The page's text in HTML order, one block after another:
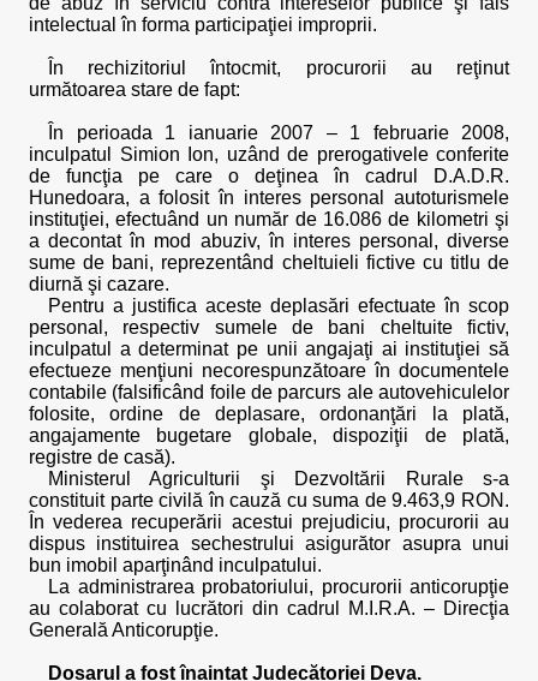
intelectual în forma participaţiei improprii.
În rechizitoriul întocmit, procurorii au reţinut
următoarea stare de fapt:
În perioada 1 ianuarie 2007 – 1 februarie 2008,
inculpatul Simion Ion, uzând de prerogativele conferite
de funcţia pe care o deţinea în cadrul D.A.D.R.
Hunedoara, a folosit în interes personal autoturismele
instituţiei, efectuând un număr de 16.086 de kilometri şi
a decontat în mod abuziv, în interes personal, diverse
sume de bani, reprezentând cheltuieli fictive cu titlu de
diurnă şi cazare.
Pentru a justifica aceste deplasări efectuate în scop
personal, respectiv sumele de bani cheltuite fictiv,
inculpatul a determinat pe unii angajaţi ai instituţiei să
efectueze menţiuni necorespunzătoare în documentele
contabile (falsificând foile de parcurs ale autovehiculelor
folosite, ordine de deplasare, ordonanţări la plată,
angajamente bugetare globale, dispoziţii de plată,
registre de casă).
Ministerul Agriculturii şi Dezvoltării Rurale s-a
constituit parte civilă în cauză cu suma de 9.463,9 RON.
În vederea recuperării acestui prejudiciu, procurorii au
dispus instituirea sechestrului asigurător asupra unui
bun imobil aparţinând inculpatului.
La administrarea probatoriului, procurorii anticorupţie
au colaborat cu lucrători din cadrul M.I.R.A. – Direcţia
Generală Anticorupţie.
Dosarul a fost înaintat Judecătoriei Deva.